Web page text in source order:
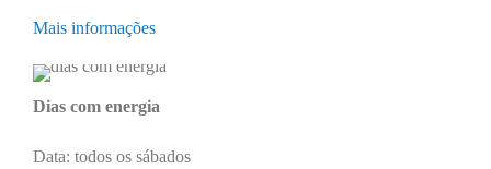
Mais informações
Dias com energia
Data: todos os sábados